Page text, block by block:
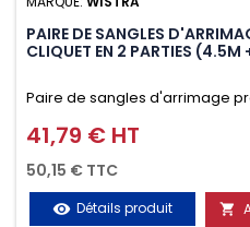
PAIRE DE SANGLES
CLIQUET EN 2 PARTIES
Paire de sangles d'arrimage
crochet en 2 parties (4.5M +
d'utilisation. Permet d'arrimer
chargements pendant le
Prix
41,79 € HT
50,15 € TTC
visibility Détails produit 